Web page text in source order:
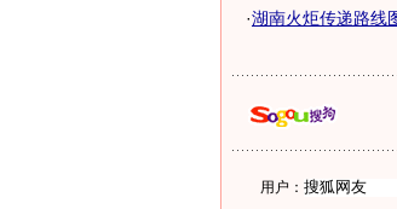
·湖南火炬传递路线
用户：